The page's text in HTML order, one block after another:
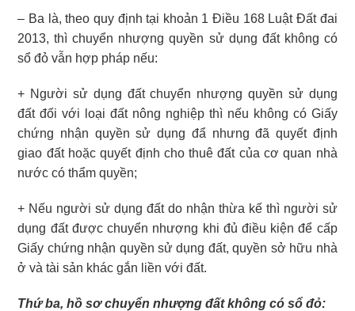
– Ba là, theo quy định tại khoản 1 Điều 168 Luật Đất đai
2013, thì chuyển nhượng quyền sử dụng đất không có
sổ đỏ vẫn hợp pháp nếu:
+ Người sử dụng đất chuyển nhượng quyền sử dụng
đất đối với loại đất nông nghiệp thì nếu không có Giấy
chứng nhận quyền sử dụng đẩ nhưng đã quyết định
giao đất hoặc quyết định cho thuê đất của cơ quan nhà
nước có thẩm quyền;
+ Nếu người sử dụng đất do nhận thừa kế thì người sử
dụng đất được chuyển nhượng khi đủ điều kiện để cấp
Giấy chứng nhận quyền sử dụng đất, quyền sở hữu nhà
ở và tài sản khác gắn liền với đất.
Thứ ba, hồ sơ chuyển nhượng đất không có sổ đỏ: